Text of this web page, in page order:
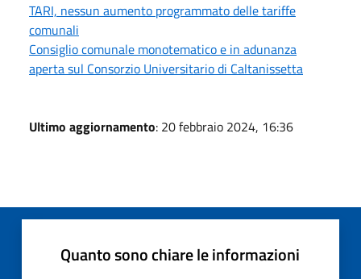
TARI, nessun aumento programmato delle tariffe
comunali
Consiglio comunale monotematico e in adunanza
aperta sul Consorzio Universitario di Caltanissetta
Ultimo aggiornamento: 20 febbraio 2024, 16:36
Quanto sono chiare le informazioni